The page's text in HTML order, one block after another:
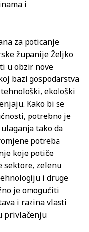
i
za poticanje
županije Željko
u obzir nove
bazi gospodarstva
ekološki
Kako bi se
potrebno je
tako da
potreba
koje potiče
sektore, zelenu
i druge
je omogućiti
i razina vlasti
privlačenju